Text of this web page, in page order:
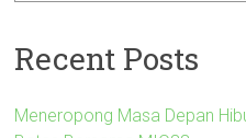
Recent Posts
Meneropong Masa Depan